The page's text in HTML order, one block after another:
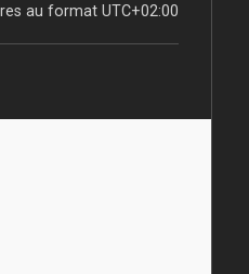
au format UTC+02:00